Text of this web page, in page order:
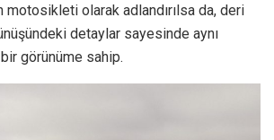
olarak adlandırılsa da, deri
detaylar sayesinde aynı
görünüme sahip.